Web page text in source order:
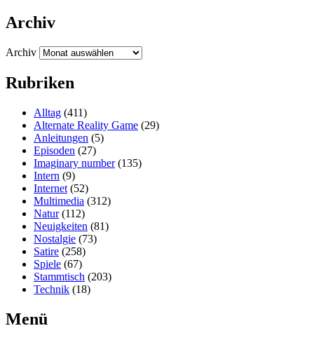
Archiv
Archiv
Rubriken
Alltag (411)
Alternate Reality Game (29)
Anleitungen (5)
Episoden (27)
Imaginary number(135)
Intern (9)
Internet (52)
Multimedia (312)
Natur(112)
Neuigkeiten (81)
Nostalgie (73)
Satire (258)
Spiele (67)
Stammtisch (203)
Technik (18)
Menü